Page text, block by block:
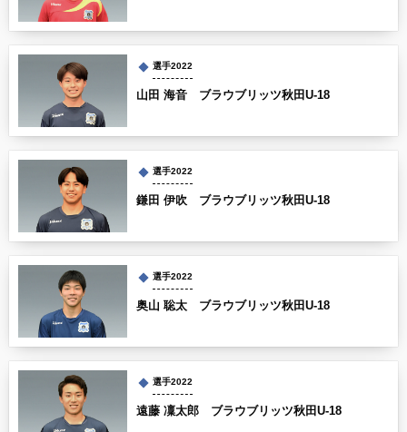
選手2022
山田 海音 ブラウブリッツ秋田U-18
選手2022
鎌田 伊吹 ブラウブリッツ秋田U-18
選手2022
奥山 聡太 ブラウブリッツ秋田U-18
選手2022
遠藤 凜太郎 ブラウブリッツ秋田U-18